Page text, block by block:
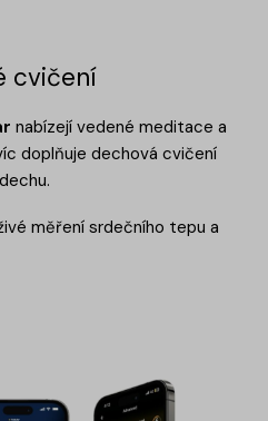
cvičení
nabízejí vedené meditace a
doplňuje dechová cvičení
měření srdečního tepu a